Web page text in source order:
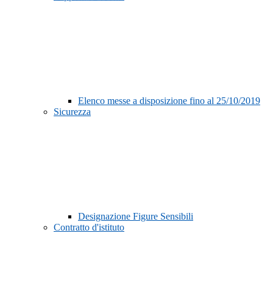
Elenco messe a disposizione fino al 25/10/2019
Sicurezza
Designazione Figure Sensibili
Contratto d'istituto